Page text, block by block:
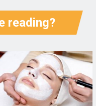
reading?